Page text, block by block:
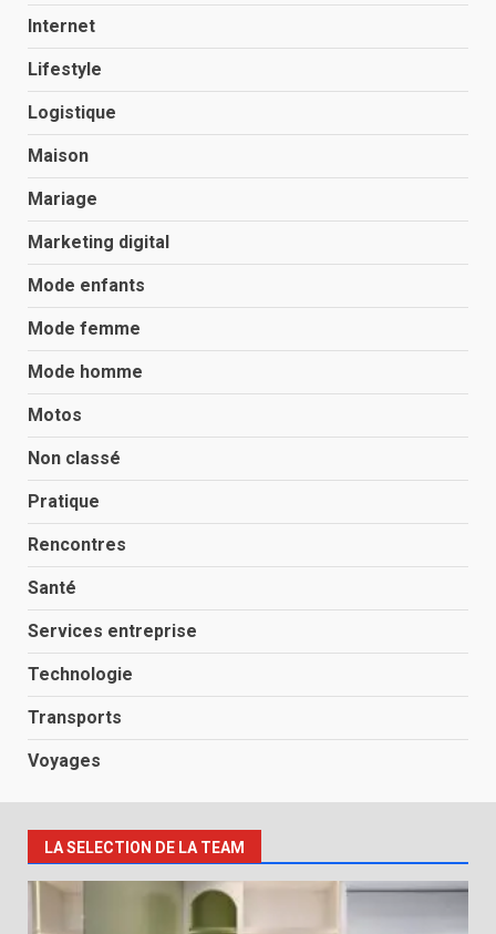
Internet
Lifestyle
Logistique
Maison
Mariage
Marketing digital
Mode enfants
Mode femme
Mode homme
Motos
Non classé
Pratique
Rencontres
Santé
Services entreprise
Technologie
Transports
Voyages
LA SELECTION DE LA TEAM